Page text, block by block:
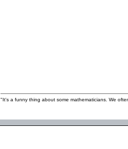
"It's a funny thing about some mathematicians. We